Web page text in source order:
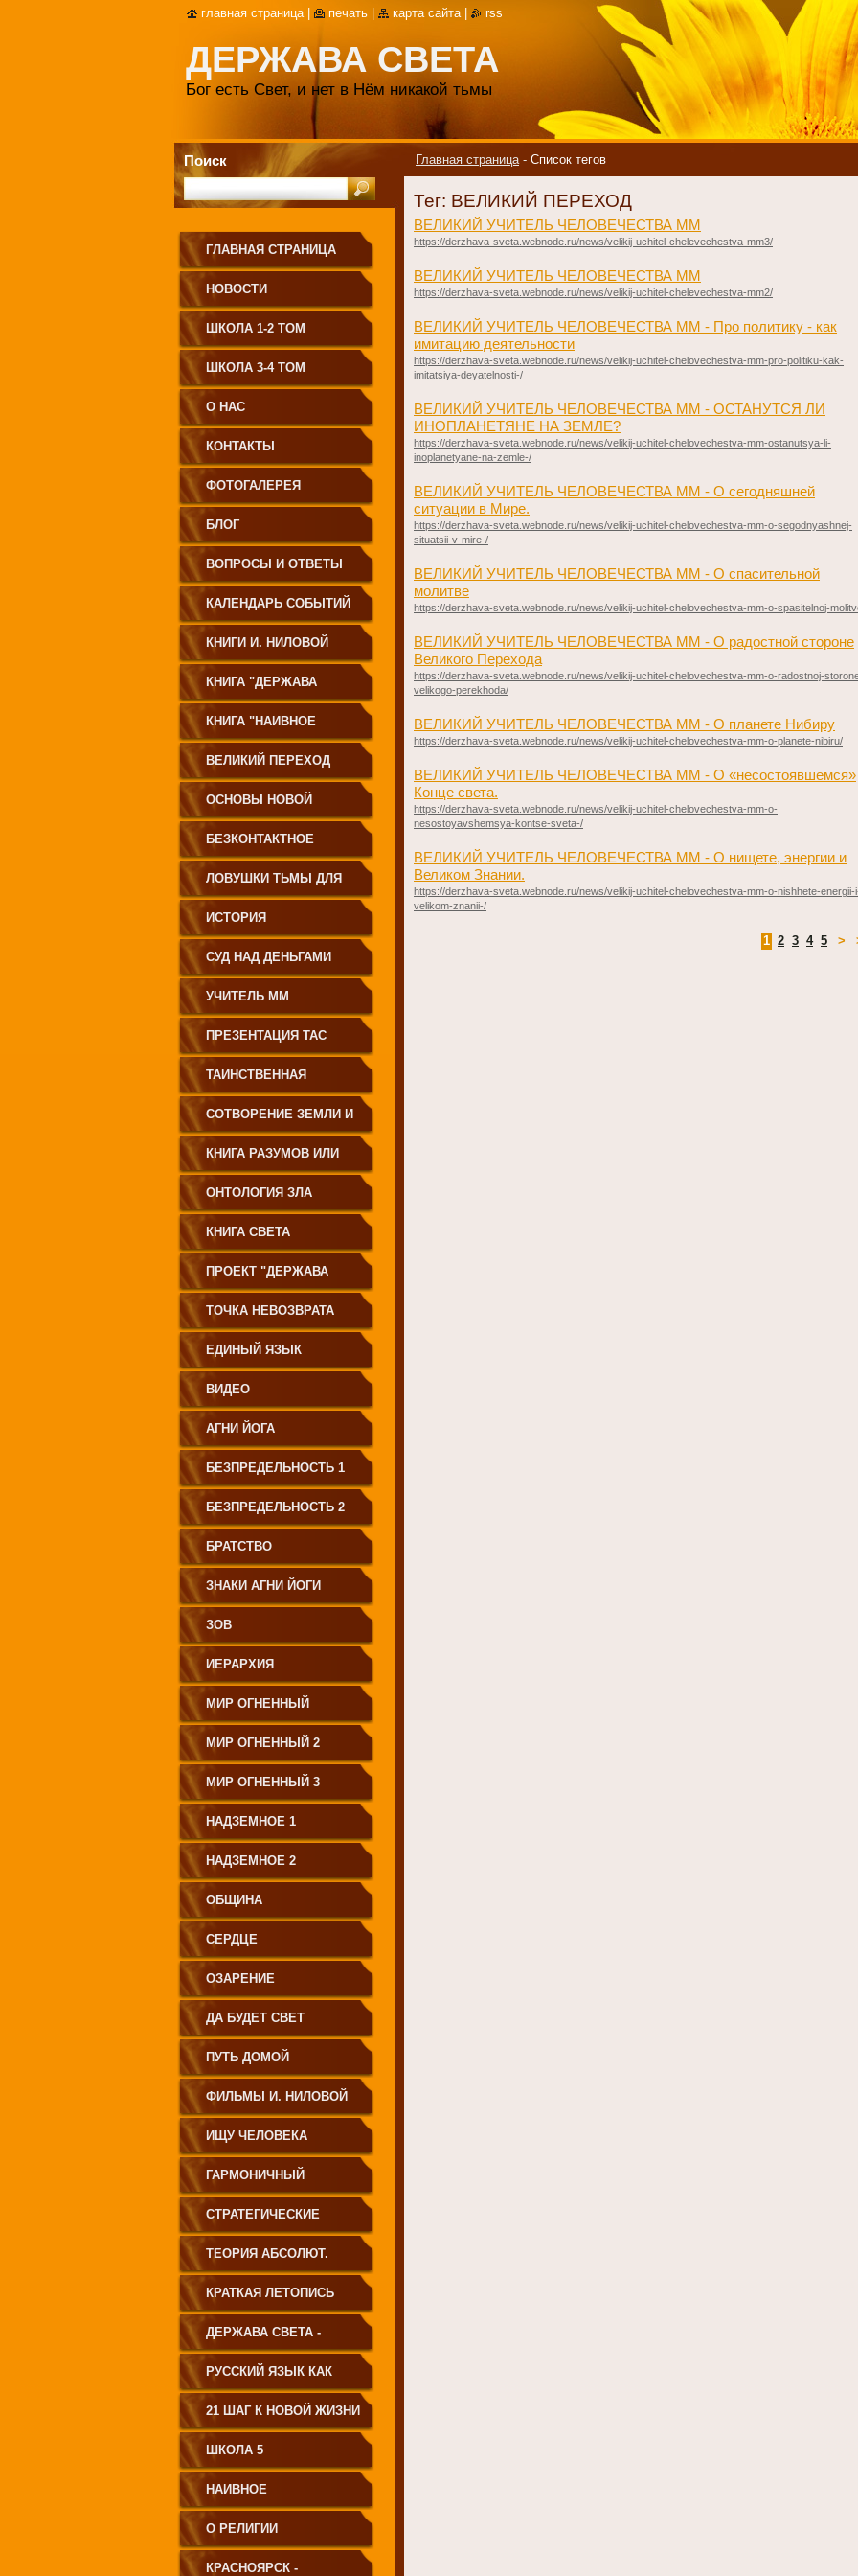
ДЕРЖАВА СВЕТА
Бог есть Свет, и нет в Нём никакой тьмы
Главная страница - Список тегов
Тег: ВЕЛИКИЙ ПЕРЕХОД
ВЕЛИКИЙ УЧИТЕЛЬ ЧЕЛОВЕЧЕСТВА ММ
https://derzhava-sveta.webnode.ru/news/velikij-uchitel-chelevechestva-mm3/
ВЕЛИКИЙ УЧИТЕЛЬ ЧЕЛОВЕЧЕСТВА ММ
https://derzhava-sveta.webnode.ru/news/velikij-uchitel-chelevechestva-mm2/
ВЕЛИКИЙ УЧИТЕЛЬ ЧЕЛОВЕЧЕСТВА ММ - Про политику - как
имитацию деятельности
https://derzhava-sveta.webnode.ru/news/velikij-uchitel-chelovechestva-mm-pro-politiku-kak-
imitatsiya-deyatelnosti-/
ВЕЛИКИЙ УЧИТЕЛЬ ЧЕЛОВЕЧЕСТВА ММ - ОСТАНУТСЯ ЛИ
ИНОПЛАНЕТЯНЕ НА ЗЕМЛЕ?
https://derzhava-sveta.webnode.ru/news/velikij-uchitel-chelovechestva-mm-ostanutsya-li-
inoplanetyane-na-zemle-/
ВЕЛИКИЙ УЧИТЕЛЬ ЧЕЛОВЕЧЕСТВА ММ - О сегодняшней
ситуации в Мире.
https://derzhava-sveta.webnode.ru/news/velikij-uchitel-chelovechestva-mm-o-segodnyashnej-
situatsii-v-mire-/
ВЕЛИКИЙ УЧИТЕЛЬ ЧЕЛОВЕЧЕСТВА ММ - О спасительной
молитве
https://derzhava-sveta.webnode.ru/news/velikij-uchitel-chelovechestva-mm-o-spasitelnoj-
ВЕЛИКИЙ УЧИТЕЛЬ ЧЕЛОВЕЧЕСТВА ММ - О радостной стороне
Великого Перехода
https://derzhava-sveta.webnode.ru/news/velikij-uchitel-chelovechestva-mm-o-radostnoj-
velikogo-perekhoda/
ВЕЛИКИЙ УЧИТЕЛЬ ЧЕЛОВЕЧЕСТВА ММ - О планете Нибиру
https://derzhava-sveta.webnode.ru/news/velikij-uchitel-chelovechestva-mm-o-planete-nibiru/
ВЕЛИКИЙ УЧИТЕЛЬ ЧЕЛОВЕЧЕСТВА ММ - О «несостоявшемся»
Конце света.
https://derzhava-sveta.webnode.ru/news/velikij-uchitel-chelovechestva-mm-o-
nesostoyavshemsya-kontse-sveta-/
ВЕЛИКИЙ УЧИТЕЛЬ ЧЕЛОВЕЧЕСТВА ММ - О нищете, энергии и
Великом Знании.
https://derzhava-sveta.webnode.ru/news/velikij-uchitel-chelovechestva-mm-o-nishhete-energii-
velikom-znanii-/
1 2 3 4 5 >
ГЛАВНАЯ СТРАНИЦА
НОВОСТИ
ШКОЛА 1-2 ТОМ
ШКОЛА 3-4 ТОМ
О НАС
КОНТАКТЫ
ФОТОГАЛЕРЕЯ
БЛОГ
ВОПРОСЫ И ОТВЕТЫ
КАЛЕНДАРЬ СОБЫТИЙ
КНИГИ И. НИЛОВОЙ
КНИГА "ДЕРЖАВА
СВЕТА
КНИГА "НАИВНОЕ
СВЕТОПРЕСТАВЛЕНИЕ"
ВЕЛИКИЙ ПЕРЕХОД
ОСНОВЫ НОВОЙ
ЦИВИЛИЗАЦИИ
БЕЗКОНТАКТНОЕ
ЗЕМЛЕДЕЛИЕ
ЛОВУШКИ ТЬМЫ ДЛЯ
МОЛОДЁЖИ
ИСТОРИЯ
ПРОИСХОЖДЕНИЯ
РУССКОГО НАРОДА
СУД НАД ДЕНЬГАМИ
УЧИТЕЛЬ ММ
ПРЕЗЕНТАЦИЯ ТАС
ТАИНСТВЕННАЯ
СИБИРЬ
СОТВОРЕНИЕ ЗЕМЛИ И
ЕЁ ЖИТЕЛЕЙ
КНИГА РАЗУМОВ ИЛИ
ПОЛЕЙ
ОНТОЛОГИЯ ЗЛА
КНИГА СВЕТА
ПРОЕКТ "ДЕРЖАВА
СВЕТА"
ТОЧКА НЕВОЗВРАТА
ЕДИНЫЙ ЯЗЫК
ЧЕЛОВЕЧЕСТВА
ВИДЕО
АГНИ ЙОГА
БЕЗПРЕДЕЛЬНОСТЬ 1
БЕЗПРЕДЕЛЬНОСТЬ 2
БРАТСТВО
ЗНАКИ АГНИ ЙОГИ
ЗОВ
ИЕРАРХИЯ
МИР ОГНЕННЫЙ
МИР ОГНЕННЫЙ 2
МИР ОГНЕННЫЙ 3
НАДЗЕМНОЕ 1
НАДЗЕМНОЕ 2
ОБЩИНА
СЕРДЦЕ
ОЗАРЕНИЕ
ДА БУДЕТ СВЕТ
ПУТЬ ДОМОЙ
ФИЛЬМЫ И. НИЛОВОЙ
ИЩУ ЧЕЛОВЕКА
ГАРМОНИЧНЫЙ
ЧЕЛОВЕК
СТРАТЕГИЧЕСКИЕ
ЧЕРТЫ УКЛАДА
ГОСУДАРСТВА
ПРИНЦИПИАЛЬНО
НОВОГО ТИПА
ТЕОРИЯ АБСОЛЮТ.
СВЕТА
КРАТКАЯ ЛЕТОПИСЬ
ЧЕЛОВЕЧЕСТВА
ДЕРЖАВА СВЕТА -
ВЕНЕЦ ЧЕЛОВЕЧЕСТВА
РУССКИЙ ЯЗЫК КАК
ЧАСТЬ МАТРИЦЫ
ТВОРЕНИЯ
21 ШАГ К НОВОЙ ЖИЗНИ
ШКОЛА 5
НАИВНОЕ
СВЕТОПРЕДСТАВЛЕНИЕ
О РЕЛИГИИ
КРАСНОЯРСК -
Поиск
главная страница печать карта сайта rss